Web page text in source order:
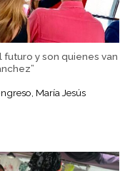
y son quienes van
María Jesús